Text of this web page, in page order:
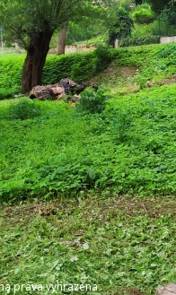
práva vyhrazena